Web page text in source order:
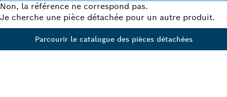
Non, la référence ne correspond pas.
Je cherche une pièce détachée pour un autre produit.
Parcourir le catalogue des pièces détachées